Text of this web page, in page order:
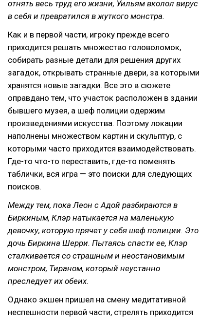
отнять весь труд его жизни, Уильям вколол вирус
в себя и превратился в жуткого монстра.
Как и в первой части, игроку прежде всего
приходится решать множество головоломок,
собирать разные детали для решения других
загадок, открывать странные двери, за которыми
хранятся новые загадки. Все это в сюжете
оправдано тем, что участок расположен в здании
бывшего музея, а шеф полиции одержим
произведениями искусства. Поэтому локации
наполнены множеством картин и скульптур, с
которыми часто приходится взаимодействовать.
Где-то что-то переставить, где-то поменять
таблички, вся игра — это поиски для следующих
поисков.
Между тем, пока Леон с Адой разбираются в
Биркиным, Клэр натыкается на маленькую
девочку, которую прячет у себя шеф полиции. Это
дочь Биркина Шерри. Пытаясь спасти ее, Клэр
сталкивается со страшным и неостановимым
монстром, Тираном, который неустанно
преследует их обеих.
Однако экшен пришел на смену медитативной
неспешности первой части, стрелять приходится